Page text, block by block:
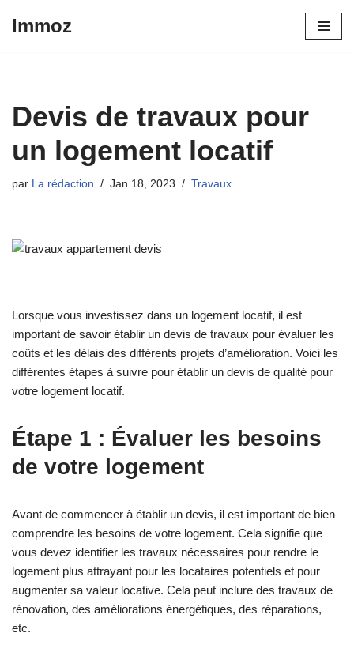
Immoz
Devis de travaux pour
un logement locatif
par La rédaction Jan 18, 2023 Travaux
Lorsque vous investissez dans un logement locatif, il est
important de savoir établir un devis de travaux pour évaluer les
coûts et les délais des différents projets d’amélioration. Voici les
différentes étapes à suivre pour établir un devis de qualité pour
votre logement locatif.
Étape 1 : Évaluer les besoins
de votre logement
Avant de commencer à établir un devis, il est important de bien
comprendre les besoins de votre logement. Cela signifie que
vous devez identifier les travaux nécessaires pour rendre le
logement plus attrayant pour les locataires potentiels et pour
augmenter sa valeur locative. Cela peut inclure des travaux de
rénovation, des améliorations énergétiques, des réparations,
etc.